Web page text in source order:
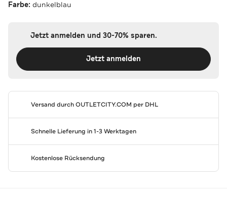
Farbe: dunkelblau
Jetzt anmelden und 30-70% sparen.
Jetzt anmelden
Versand durchOUTLETCITY.COM per DHL
Schnelle Lieferung in 1-3 Werktagen
Kostenlose Rücksendung